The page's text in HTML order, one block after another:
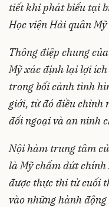
tiết khi phát biểu tại
Học viện Hải quân
Thông điệp chung
Mỹ xác định lại lợi ích
trong bối cảnh tình
giới, từ đó điều chỉnh
đối ngoại và an ninh
Nội hàm trung tâm
là Mỹ chấm dứt
được thực thi từ cuối
vào những hành